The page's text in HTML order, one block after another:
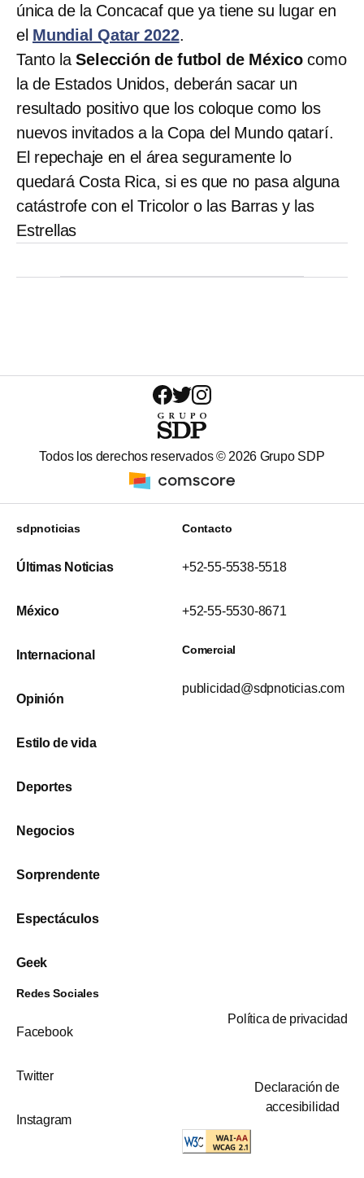
única de la Concacaf que ya tiene su lugar en
el Mundial Qatar 2022.
Tanto laSelección de futbol de México como
la de Estados Unidos, deberán sacar un
resultado positivo que los coloque como los
nuevos invitados a la Copa del Mundo qatarí.
El repechaje en el área seguramente lo
quedará Costa Rica, si es que no pasa alguna
catástrofe con el Tricolor o las Barras y las
Estrellas
Todos los derechos reservados © 2026 Grupo SDP
sdpnoticias
Últimas Noticias
México
Internacional
Opinión
Estilo de vida
Deportes
Negocios
Sorprendente
Espectáculos
Geek
Contacto
+52-55-5538-5518
+52-55-5530-8671
Comercial
publicidad@sdpnoticias.com
Redes Sociales
Facebook
Twitter
Instagram
Política de privacidad
Declaración de
accesibilidad